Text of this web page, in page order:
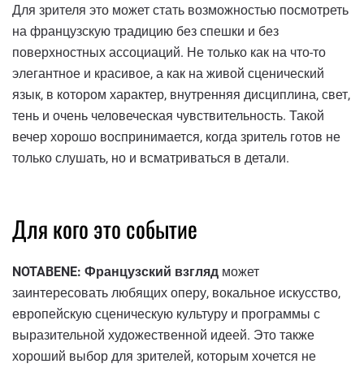
Для зрителя это может стать возможностью посмотреть
на французскую традицию без спешки и без
поверхностных ассоциаций. Не только как на что-то
элегантное и красивое, а как на живой сценический
язык, в котором характер, внутренняя дисциплина, свет,
тень и очень человеческая чувствительность. Такой
вечер хорошо воспринимается, когда зритель готов не
только слушать, но и всматриваться в детали.
Для кого это событие
NOTABENE: Французский взгляд может
заинтересовать любящих оперу, вокальное искусство,
европейскую сценическую культуру и программы с
выразительной художественной идеей. Это также
хороший выбор для зрителей, которым хочется не